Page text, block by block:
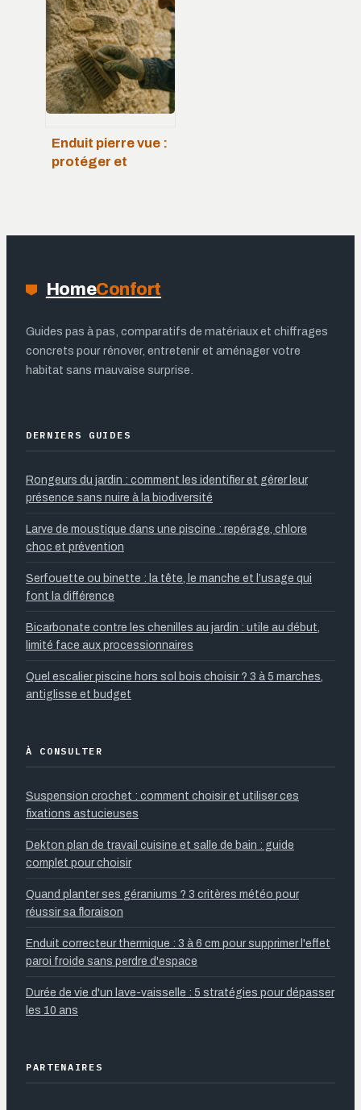
bitumé : 4 étapes
pour une toiture
étanche et
durable
Enduit pierre vue :
protéger et
HomeConfort
Guides pas à pas, comparatifs de matériaux et chiffrages
concrets pour rénover, entretenir et aménager votre
habitat sans mauvaise surprise.
DERNIERS GUIDES
Rongeurs du jardin : comment les identifier et gérer leur
présence sans nuire à la biodiversité
Larve de moustique dans une piscine : repérage, chlore
choc et prévention
Serfouette ou binette : la tête, le manche et l’usage qui
font la différence
Bicarbonate contre les chenilles au jardin : utile au début,
limité face aux processionnaires
Quel escalier piscine hors sol bois choisir ? 3 à 5 marches,
antiglisse et budget
À CONSULTER
Suspension crochet : comment choisir et utiliser ces
fixations astucieuses
Dekton plan de travail cuisine et salle de bain : guide
complet pour choisir
Quand planter ses géraniums ? 3 critères météo pour
réussir sa floraison
Enduit correcteur thermique : 3 à 6 cm pour supprimer l'effet
paroi froide sans perdre d'espace
Durée de vie d'un lave-vaisselle : 5 stratégies pour dépasser
les 10 ans
PARTENAIRES